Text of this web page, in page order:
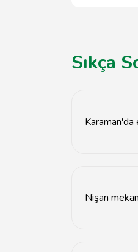
Sıkça
Karaman'da
Nişan